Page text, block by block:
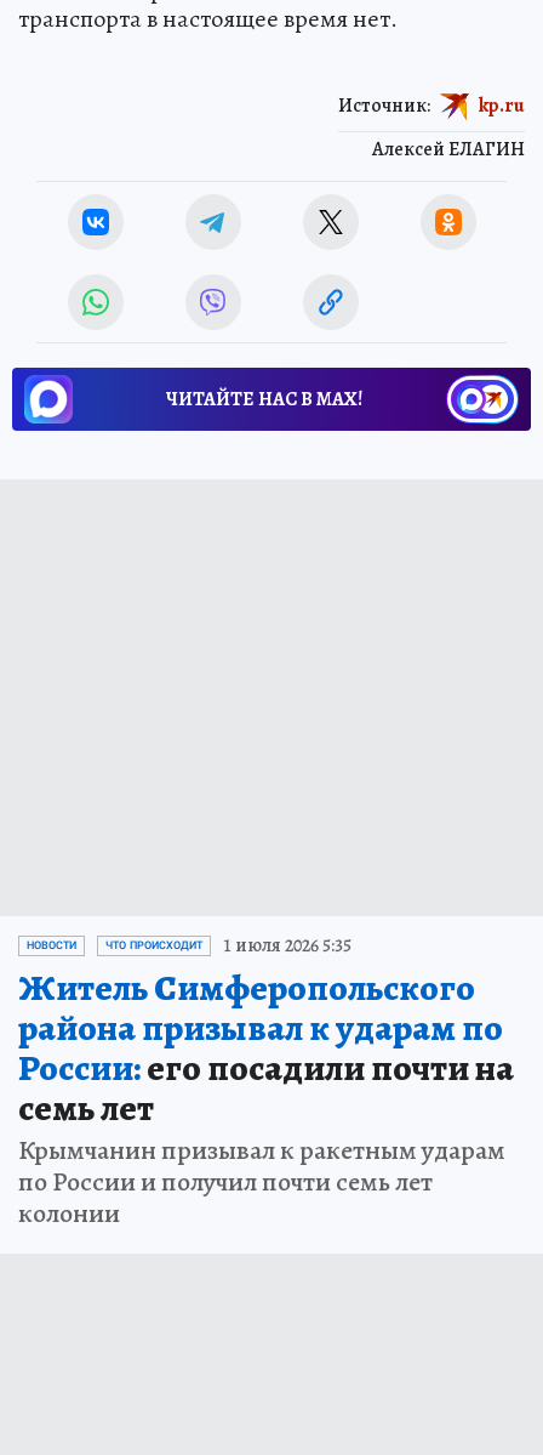
транспорта в настоящее время нет.
Алексей ЕЛАГИН
Источник: kp.ru
ЧИТАЙТЕ НАС В МАХ!
НОВОСТИ ЧТО ПРОИСХОДИТ 1 июля 2026 5:35
Житель Симферопольского
района призывал к ударам по
России:его посадили почти на
семь лет
Крымчанин призывал к ракетным ударам
по России и получил почти семь лет
колонии